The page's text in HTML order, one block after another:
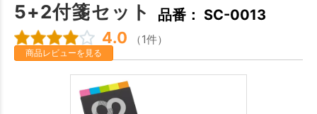
5+2付箋セット 品番： SC-0013
4.0 （1件）
商品レビューを見る